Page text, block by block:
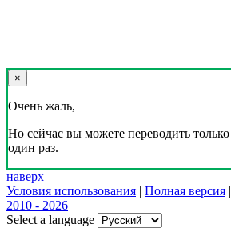
×
Очень жаль,
Но сейчас вы можете переводить только
один раз.
наверх
Условия использования | Полная версия |
2010 - 2026
Select a language